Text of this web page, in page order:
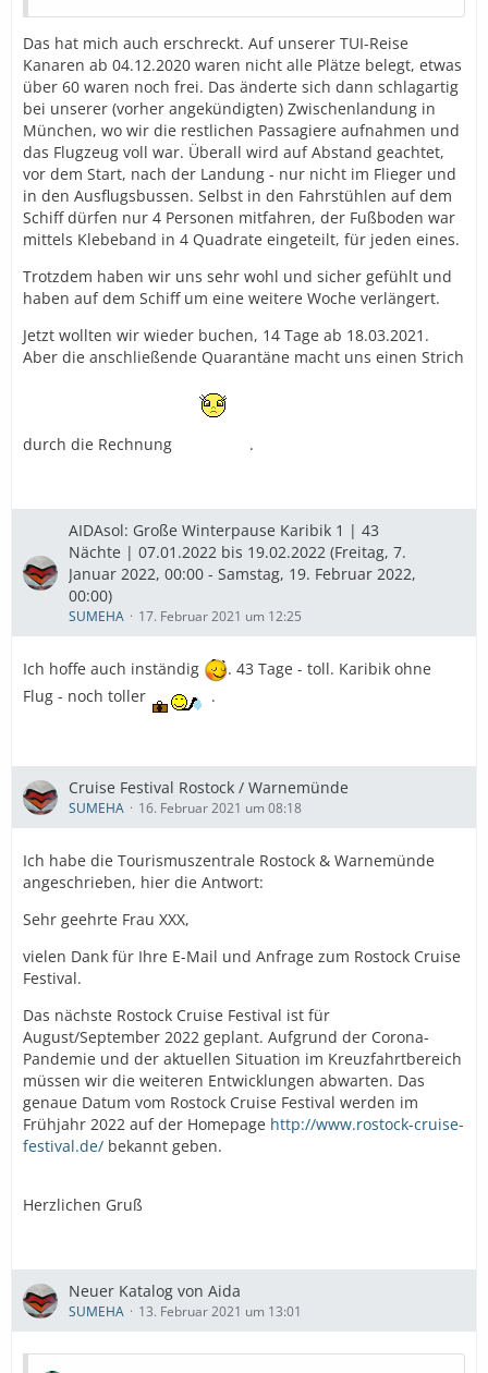
Das hat mich auch erschreckt. Auf unserer TUI-Reise
Kanaren ab 04.12.2020 waren nicht alle Plätze belegt, etwas
über 60 waren noch frei. Das änderte sich dann schlagartig
bei unserer (vorher angekündigten) Zwischenlandung in
München, wo wir die restlichen Passagiere aufnahmen und
das Flugzeug voll war. Überall wird auf Abstand geachtet,
vor dem Start, nach der Landung - nur nicht im Flieger und
in den Ausflugsbussen. Selbst in den Fahrstühlen auf dem
Schiff dürfen nur 4 Personen mitfahren, der Fußboden war
mittels Klebeband in 4 Quadrate eingeteilt, für jeden eines.
Trotzdem haben wir uns sehr wohl und sicher gefühlt und
haben auf dem Schiff um eine weitere Woche verlängert.
Jetzt wollten wir wieder buchen, 14 Tage ab 18.03.2021.
Aber die anschließende Quarantäne macht uns einen Strich
durch die Rechnung .
AIDAsol: Große Winterpause Karibik 1 | 43
Nächte | 07.01.2022 bis 19.02.2022 (Freitag, 7.
Januar 2022, 00:00 - Samstag, 19. Februar 2022,
00:00)
SUMEHA 17. Februar 2021 um 12:25
Ich hoffe auch inständig
. 43 Tage - toll. Karibik ohne
Flug - noch toller
.
Cruise Festival Rostock / Warnemünde
SUMEHA 16. Februar 2021 um 08:18
Ich habe die Tourismuszentrale Rostock & Warnemünde
angeschrieben, hier die Antwort:
Sehr geehrte Frau XXX,
vielen Dank für Ihre E-Mail und Anfrage zum Rostock Cruise
Festival.
Das nächste Rostock Cruise Festival ist für
August/September 2022 geplant. Aufgrund der Corona-
Pandemie und der aktuellen Situation im Kreuzfahrtbereich
müssen wir die weiteren Entwicklungen abwarten. Das
genaue Datum vom Rostock Cruise Festival werden im
Frühjahr 2022 auf der Homepage http://www.rostock-cruise-
festival.de/ bekannt geben.
Herzlichen Gruß
Neuer Katalog von Aida
SUMEHA 13. Februar 2021 um 13:01